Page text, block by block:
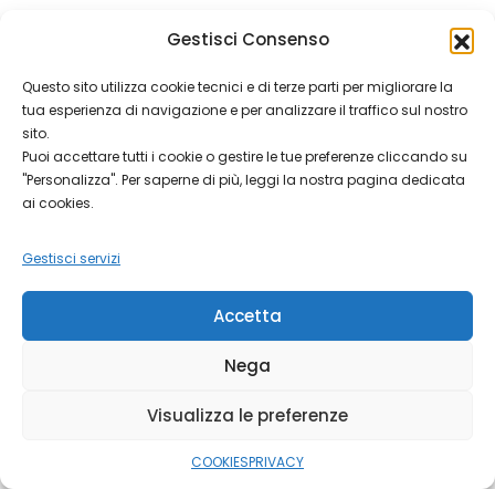
Gestisci Consenso
Questo sito utilizza cookie tecnici e di terze parti per migliorare la
tua esperienza di navigazione e per analizzare il traffico sul nostro
sito.
Puoi accettare tutti i cookie o gestire le tue preferenze cliccando su
"Personalizza". Per saperne di più, leggi la nostra pagina dedicata
ai cookies.
Gestisci servizi
Accetta
Nega
Visualizza le preferenze
COOKIESPRIVACY
Incontri presso la VILLA GLISENTI Giovedì 8 maggio: Limiti che
Copyright © 2026 Parrocchia di Villa Carcina.Parrocchia di
Villa Carcina